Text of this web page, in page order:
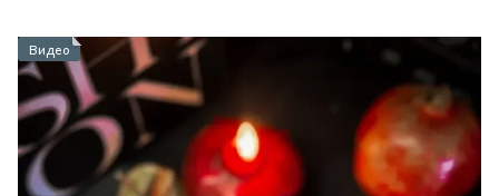
Видео